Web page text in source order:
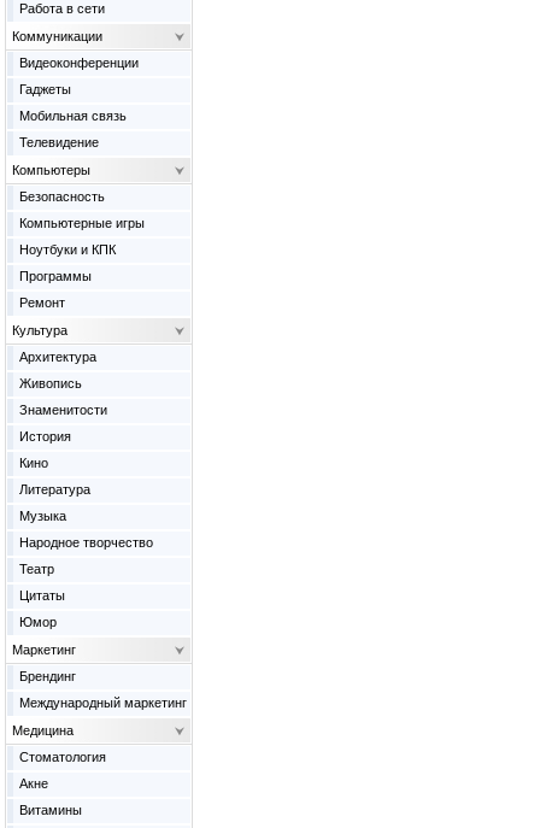
Работа в сети
Коммуникации
Видеоконференции
Гаджеты
Мобильная связь
Телевидение
Компьютеры
Безопасность
Компьютерные игры
Ноутбуки и КПК
Программы
Ремонт
Культура
Архитектура
Живопись
Знаменитости
История
Кино
Литература
Музыка
Народное творчество
Театр
Цитаты
Юмор
Маркетинг
Брендинг
Международный маркетинг
Медицина
Cтоматология
Акне
Витамины